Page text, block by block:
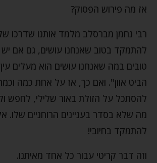
אז מה פירוש הפסוק?
רבי נחמן מברסלב מלמד אותנו שדרכו
להתמקד בטוב שאנחנו עושים, גם אם
טובים במה שאנחנו עושים הוא מעלים
הביט אוון". ואם כך, אז על אחת כמה
להסתכל על הזולת באור שלילי, לחפש
מה שלא בסדר בעניינים הרוחניים שלו.
להתמקד בחיובי!
וזה דבר קריטי עבור כל אחד מאיתנו.